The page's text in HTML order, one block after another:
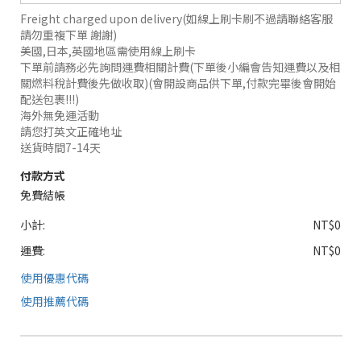
Freight charged upon delivery(如線上刷卡刷不過請聯絡客服
請勿重複下單 謝謝)
美國,日本,英國地區需使用線上刷卡
下單前請務必先詢問運費相關計費(下單後小編會告知運費以及相
關燃料稅計費後先做收取)(會開設商品供下單,付款完畢後會開始
配送包裹!!!)
海外無免運活動
請您打英文正確地址
送貨時間7-14天
付款方式
免費結帳
小計:
NT$0
運費:
NT$0
使用優惠代碼
使用推薦代碼